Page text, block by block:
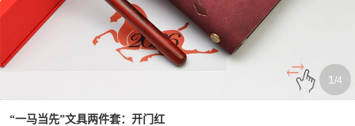
1 /4
“一马当先”文具两件套：开门红